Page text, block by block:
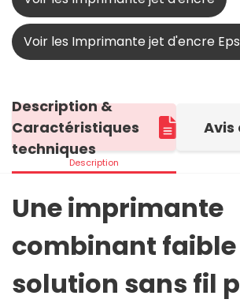
Voir les Imprimante jet d'encre
Description &
Caractéristiques
techniques
Description
Avis
Une imprimante
combinant
solution sans fil